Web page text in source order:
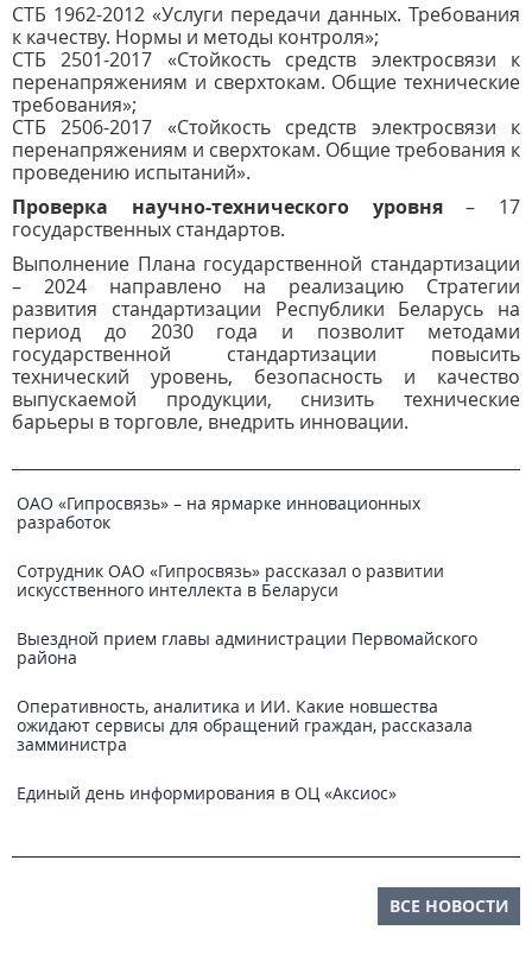
СТБ 1962-2012 «Услуги передачи данных. Требования
к качеству. Нормы и методы контроля»;
СТБ 2501-2017 «Стойкость средств электросвязи к
перенапряжениям и сверхтокам. Общие технические
требования»;
СТБ 2506-2017 «Стойкость средств электросвязи к
перенапряжениям и сверхтокам. Общие требования к
проведению испытаний».
Проверка научно-технического уровня– 17
государственных стандартов.
Выполнение Плана государственной стандартизации
– 2024 направлено на реализацию Стратегии
развития стандартизации Республики Беларусь на
период до 2030 года и позволит методами
государственной стандартизации повысить
технический уровень, безопасность и качество
выпускаемой продукции, снизить технические
барьеры в торговле, внедрить инновации.
ОАО «Гипросвязь» – на ярмарке инновационных
разработок
Сотрудник ОАО «Гипросвязь» рассказал о развитии
искусственного интеллекта в Беларуси
Выездной прием главы администрации Первомайского
района
Оперативность, аналитика и ИИ. Какие новшества
ожидают сервисы для обращений граждан, рассказала
замминистра
Единый день информирования в ОЦ «Аксиос»
ВСЕ НОВОСТИ